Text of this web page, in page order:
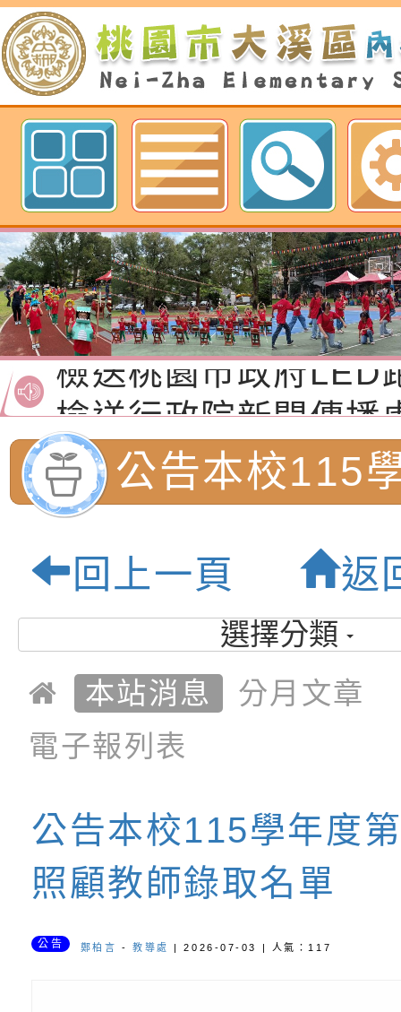
歡迎參觀：桃園市內柵國民小學網
檢送桃園市政府家庭
「115年度祖孫樂淘
節慶祝活動」海報電
函轉本府新聞處檢送
交通安全宣導標語播
道安宣導影像素材
檢送桃園市政府LED
字稿及LCD託播影片
檢送行政院新聞傳播
月份公共服務政策溝
訊
檢送本市馬祖新村眷
區《植地有聲》主題
有關本市辦理115年
專注力研習營 「正
緒學習與生命教育(
梯次)」
檢送桃園市政府LED
字稿及LCD託播影片
函轉「2026台東博
海報電子檔及活動介
檢送桃園市政府家庭
「小桃家7月課程資
「HELLO新鮮人」
養練習題」、「青少
書會」、「親密關係
坊」、「祖孫樂淘桃
徵件活動」海報
有關本局115年「暑
年─青春專案」LED
字稿
為配合政府政策宣導
者權益暨落實保護青
環境
檢送桃園市政府LED
字稿及LCD託播影片
有關桃園市政府家庭
服務資源資訊
檢送桃園市政府LED
字稿及LCD託播影（
函轉有關身心障礙者
（CRPD）第三次國
檢送行政院新聞傳播
公告本校115
3次課後照顧
名單:桃園市
小學-優質教
回上一頁 返
選擇分類
本站消息
分月文章
電子報列表
公告本校115學年度
照顧教師錄取名單
公告 鄭柏言 -教導處 | 2026-07-03 | 人氣：117